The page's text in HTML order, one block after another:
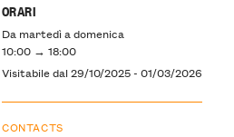
ORARI
Da martedì a domenica
10:00 → 18:00
Visitabile dal 29/10/2025 - 01/03/2026
CONTACTS